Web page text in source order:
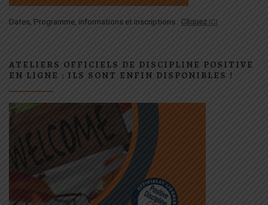
Dates, Programme, informations et inscriptions : Cliquez ICI
ATELIERS OFFICIELS DE DISCIPLINE POSITIVE
EN LIGNE : ILS SONT ENFIN DISPONIBLES !